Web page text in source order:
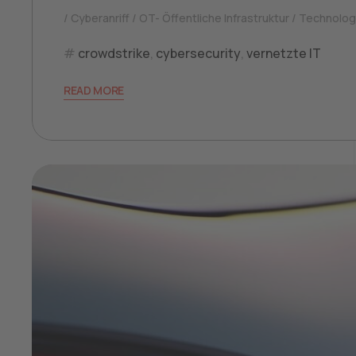
Cyberanriff OT- Öffentliche Infrastruktur
crowdstrike, cybersecurity, vernetzte IT
READ MORE